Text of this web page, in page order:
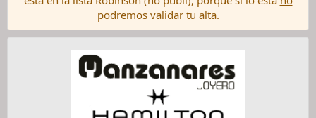
podremos validar tu alta.